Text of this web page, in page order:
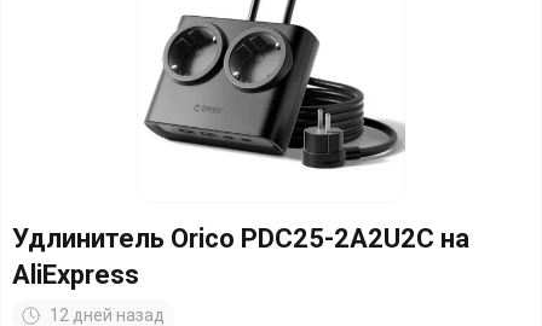
Удлинитель Orico PDC25-2A2U2C на
AliExpress
12 дней назад